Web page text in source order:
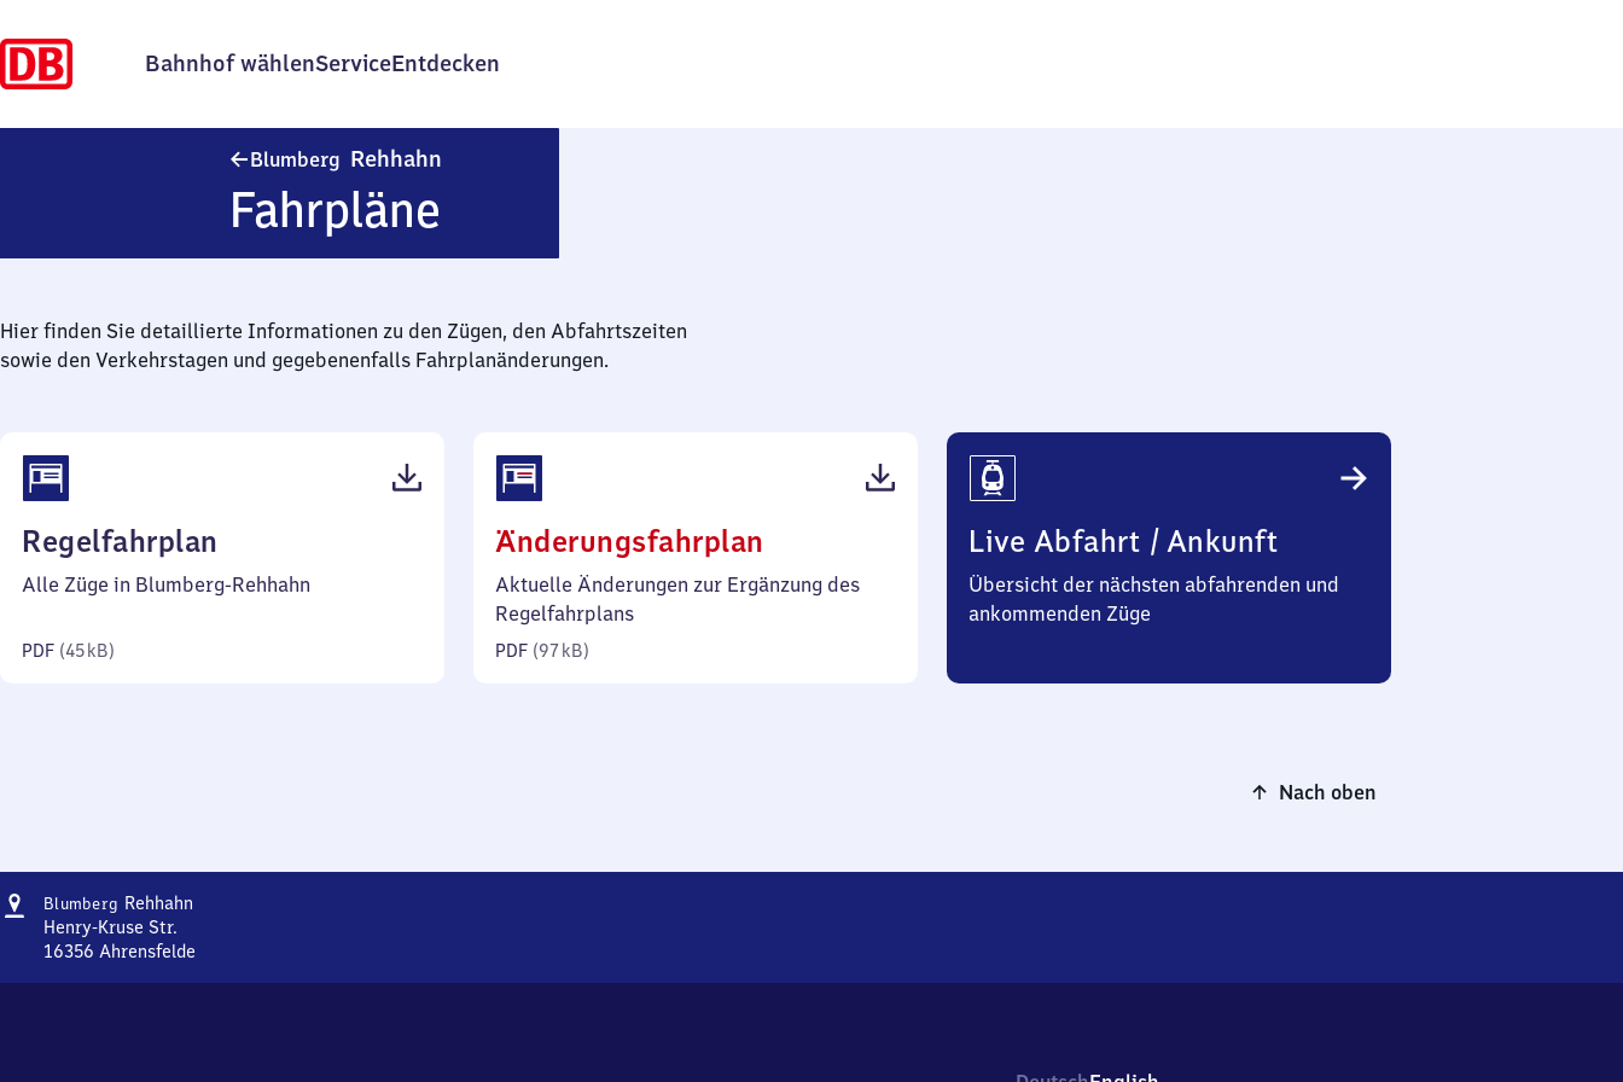
Bahnhof wählenServiceEntdecken
Blumberg Rehhahn
Fahrpläne
Hier finden Sie detaillierte Informationen zu den Zügen, den Abfahrtszeiten
sowie den Verkehrstagen und gegebenenfalls Fahrplanänderungen.
Regelfahrplan
45
Alle Züge in Blumberg-Rehhahn
PDF (45 kB)
Änderungsfahrplan
97
Aktuelle Änderungen zur Ergänzung des
Regelfahrplans
PDF (97 kB)
Live Abfahrt / Ankunft
Übersicht der nächsten abfahrenden und
ankommenden Züge
Nach oben
Adresse
Blumberg Rehhahn
Henry-Kruse Str.
16356 Ahrensfelde